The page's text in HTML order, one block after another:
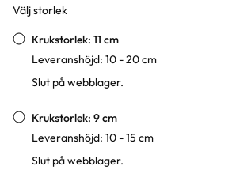
Välj storlek
Varianter
Krukstorlek: 11 cm
Leveranshöjd: 10 - 20 cm
Slut på webblager.
Krukstorlek: 9 cm
Leveranshöjd: 10 - 15 cm
Slut på webblager.